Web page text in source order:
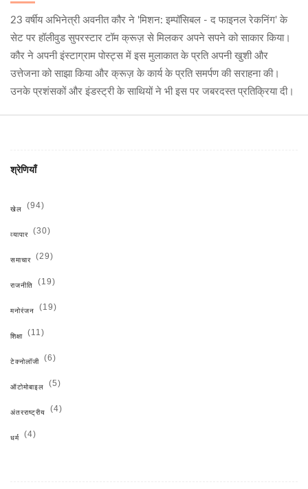
23 वर्षीय अभिनेत्री अवनीत कौर ने 'मिशन: इम्पॉसिबल - द फाइनल रेकनिंग' के
सेट पर हॉलीवुड सुपरस्टार टॉम क्रूज़ से मिलकर अपने सपने को साकार किया।
कौर ने अपनी इंस्टाग्राम पोस्ट्स में इस मुलाकात के प्रति अपनी खुशी और
उत्तेजना को साझा किया और क्रूज़ के कार्य के प्रति समर्पण की सराहना की।
उनके प्रशंसकों और इंडस्ट्री के साथियों ने भी इस पर जबरदस्त प्रतिक्रिया दी।
श्रेणियाँ
खेल (94)
व्यापार (30)
समाचार (29)
राजनीति (19)
मनोरंजन (19)
शिक्षा (11)
टेक्नोलॉजी (6)
ऑटोमोबाइल (5)
अंतरराष्ट्रीय (4)
धर्म (4)